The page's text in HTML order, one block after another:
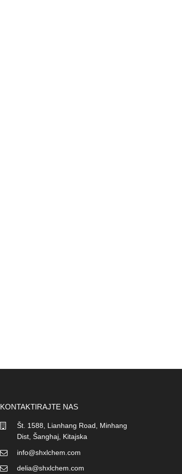
KONTAKTIRAJTE NAS
Št. 1588, Lianhang Road, Minhang
Dist, Šanghaj, Kitajska
info@shxlchem.com
delia@shxlchem.com